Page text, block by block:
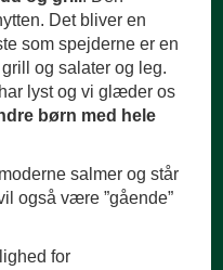
Det bliver en
som spejderne er en
og salater og leg.
lyst og vi glæder os
børn med hele
salmer og står
også være ”gående”
for